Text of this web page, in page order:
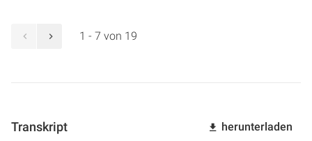
1 - 7 von 19
Transkript herunterladen